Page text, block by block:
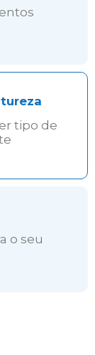
tipo de
o seu